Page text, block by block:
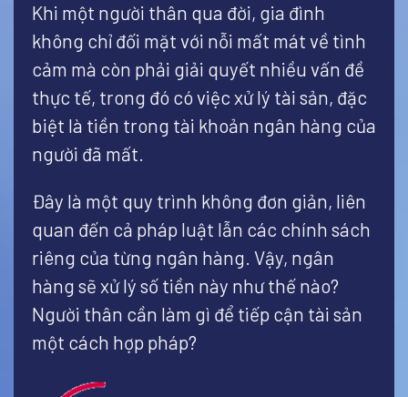
Khi một người thân qua đời, gia đình
không chỉ đối mặt với nỗi mất mát về tình
cảm mà còn phải giải quyết nhiều vấn đề
thực tế, trong đó có việc xử lý tài sản, đặc
biệt là tiền trong tài khoản ngân hàng của
người đã mất.
Đây là một quy trình không đơn giản, liên
quan đến cả pháp luật lẫn các chính sách
riêng của từng ngân hàng. Vậy, ngân
hàng sẽ xử lý số tiền này như thế nào?
Người thân cần làm gì để tiếp cận tài sản
một cách hợp pháp?